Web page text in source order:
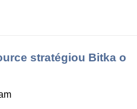
stratégiou Bitka o